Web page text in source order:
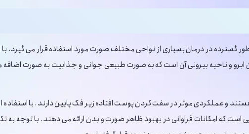
گسترده در درمان بسیاری از نواحی مختلف صورت مورد استفاده قرار می ‌گیرد.
ابرو و ناحیه بیرونی آن است که به صورت طبیعی جوانی و جذابیت به صورت
و عملکردی موثر در سفت کردن پوست افتاده زیر فک پایین دارند. با
که امکانات فراوانی در بهبود ظاهر صورت و بدن ارائه می‌ دهند. با توجه